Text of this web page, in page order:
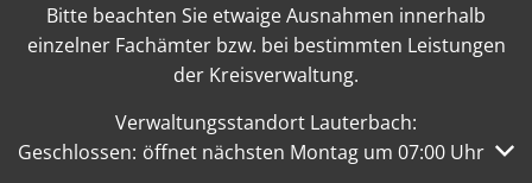
Bitte beachten Sie etwaige Ausnahmen innerhalb
einzelner Fachämter bzw. bei bestimmten Leistungen
der Kreisverwaltung.
Verwaltungsstandort Lauterbach:
Klicken, um weitere Öffnungs- oder Schließzeiten
Geschlossen: öffnet nächsten Montag um 07:00 Uhr